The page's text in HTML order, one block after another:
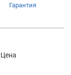
Гарантия
Цена